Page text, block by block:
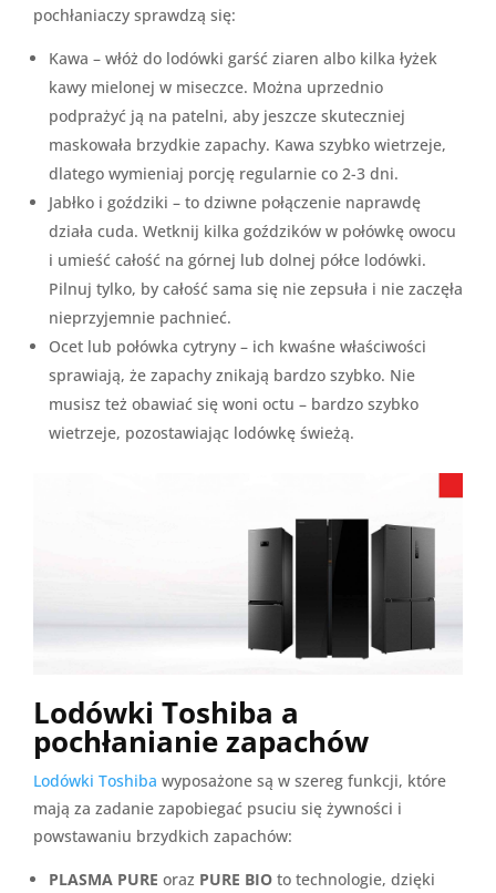
pochłaniaczy sprawdzą się:
Kawa – włóż do lodówki garść ziaren albo kilka łyżek
kawy mielonej w miseczce. Można uprzednio
podprażyć ją na patelni, aby jeszcze skuteczniej
maskowała brzydkie zapachy. Kawa szybko wietrzeje,
dlatego wymieniaj porcję regularnie co 2-3 dni.
Jabłko i goździki – to dziwne połączenie naprawdę
działa cuda. Wetknij kilka goździków w połówkę owocu
i umieść całość na górnej lub dolnej półce lodówki.
Pilnuj tylko, by całość sama się nie zepsuła i nie zaczęła
nieprzyjemnie pachnieć.
Ocet lub połówka cytryny – ich kwaśne właściwości
sprawiają, że zapachy znikają bardzo szybko. Nie
musisz też obawiać się woni octu – bardzo szybko
wietrzeje, pozostawiając lodówkę świeżą.
Lodówki Toshiba a
pochłanianie zapachów
Lodówki Toshiba wyposażone są w szereg funkcji, które
mają za zadanie zapobiegać psuciu się żywności i
powstawaniu brzydkich zapachów:
PLASMA PURE oraz PURE BIO to technologie, dzięki